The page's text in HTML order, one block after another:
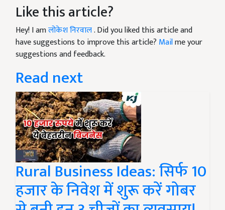
Like this article?
Hey! I amलोकेश निरवाल. Did you liked this article and
have suggestions to improve this article? Mailme your
suggestions and feedback.
Read next
Rural Business Ideas: सिर्फ 10
हजार के निवेश में शुरू करें गोबर